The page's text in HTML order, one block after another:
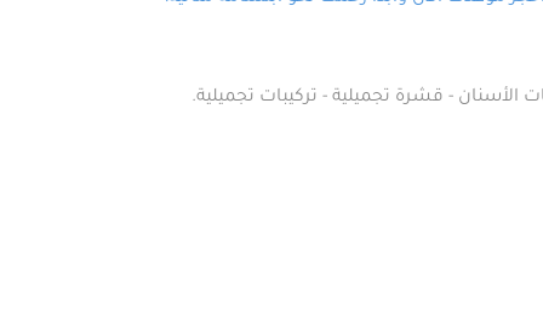
الأسنان - قشرة تجميلية - تركيبات تجميلية.